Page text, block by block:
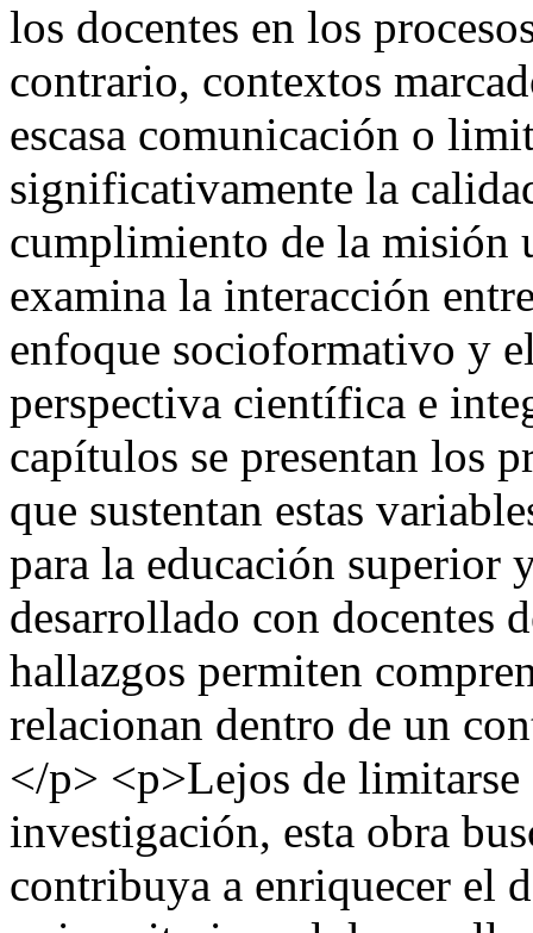
los docentes en los
contrario, contextos
escasa comunicación o
significativamente la
cumplimiento de la misión
examina la interacción
enfoque socioformativo y
perspectiva científica e
capítulos se presentan los
que sustentan estas
para la educación superior
desarrollado con docentes
hallazgos permiten
relacionan dentro de un
</p> <p>Lejos de limitarse
investigación, esta obra
contribuya a enriquecer el